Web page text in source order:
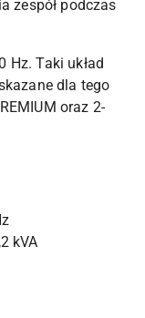
zespół podczas
Hz. Taki układ
dla tego
oraz 2-
kVA